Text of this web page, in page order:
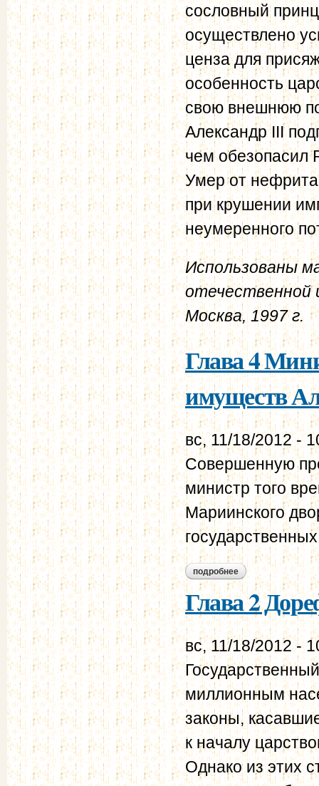
сословный
осуществлено
ценза для
особенность
свою внешнюю
Александр III
чем обезопасил
Умер от
при крушении
неумеренного
Использованы
отечественной
Москва, 1997 г.
Глава 4
имуществ
вс, 11/18/2012 -
Совершенную
министр того
Мариинского
подробнее о глава 4
Глава 2
вс, 11/18/2012 -
миллионным
законы,
к началу
Однако из этих